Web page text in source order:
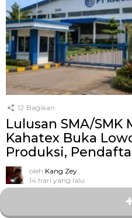
12 Bagikan
Lulusan SMA/SMK
Kahatex Buka
Produksi,
oleh Kang Zey
14 hari yang lalu